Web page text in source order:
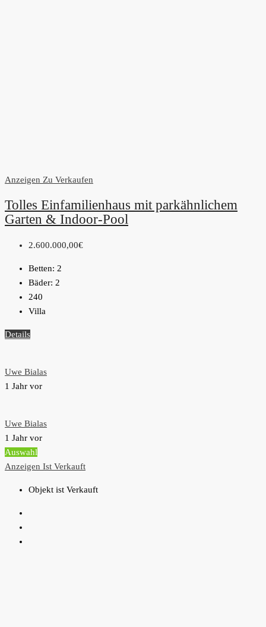
Anzeigen Zu Verkaufen
Tolles Einfamilienhaus mit parkähnlichem
Garten & Indoor-Pool
2.600.000,00€
Betten: 2
Bäder: 2
240
Villa
Details
Uwe Bialas
1 Jahr vor
Uwe Bialas
1 Jahr vor
Auswahl
Anzeigen Ist Verkauft
Objekt ist Verkauft